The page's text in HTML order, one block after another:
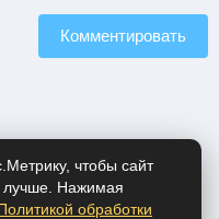
Комментировать
чтобы сайт
лучше. Нажимая
обработки